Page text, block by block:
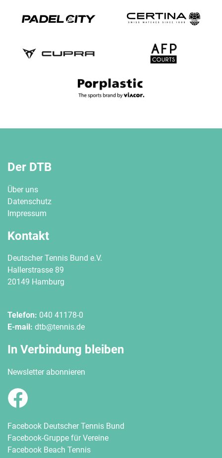
Der DTB
Über uns
Datenschutz
Impressum
Kontakt
Deutscher Tennis Bund e.V.
Hallerstrasse 89
20149 Hamburg
Telefon: 040 41178-0
E-mail: dtb@tennis.de
In Verbindung bleiben
Newsletter abonnieren
Facebook Deutscher Tennis Bund
Facebook-Gruppe für Vereine
Facebook Beach Tennis